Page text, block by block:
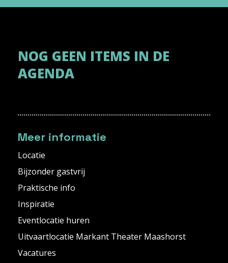
NOG GEEN ITEMS IN DE
AGENDA
Meer informatie
Locatie
Bijzonder gastvrij
Praktische info
Inspiratie
Eventlocatie huren
Uitvaartlocatie Markant Theater Maashorst
Vacatures